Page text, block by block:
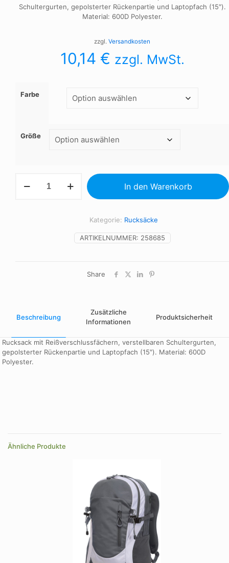
Schultergurten, gepolsterter Rückenpartie und Laptopfach (15″).
Material: 600D Polyester.
zzgl. Versandkosten
10,14 € zzgl. MwSt.
Farbe
Größe
Menge
In den Warenkorb
ARTIKELNUMMER: 258685
Kategorie: Rucksäcke
Share
Beschreibung
Zusätzliche
Informationen
Produktsicherheit
Rucksack mit Reißverschlussfächern, verstellbaren Schultergurten,
gepolsterter Rückenpartie und Laptopfach (15″). Material: 600D
Polyester.
Ähnliche Produkte